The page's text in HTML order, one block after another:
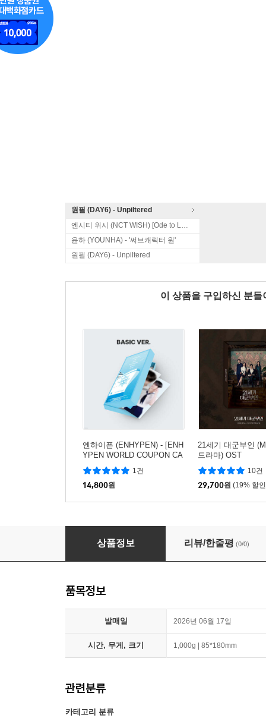
원필 (DAY6) - Unpiltered
엔시티 위시 (NCT WISH) [Ode to Love]
윤하 (YOUNHA) - '써브캐릭터 원'
원필 (DAY6) - Unpiltered
이 상품을 구입하신 분
엔하이픈 (ENHYPEN) - [ENH
YPEN WORLD COUPON CA
RD COLLECTION] SAILOR
BASIC ver.
1건
14,800원
21세기 대군부인
드라마) OST
10건
29,700원 (19% 할
엔하이픈 (ENHYPEN) - [ENHYPEN WORLD
상품정보 리뷰/한줄평 (0/0)
품목정보
발매일 2026년 06월 17일
시간, 무게, 크기 1,000g | 85*180mm
관련분류
카테고리 분류